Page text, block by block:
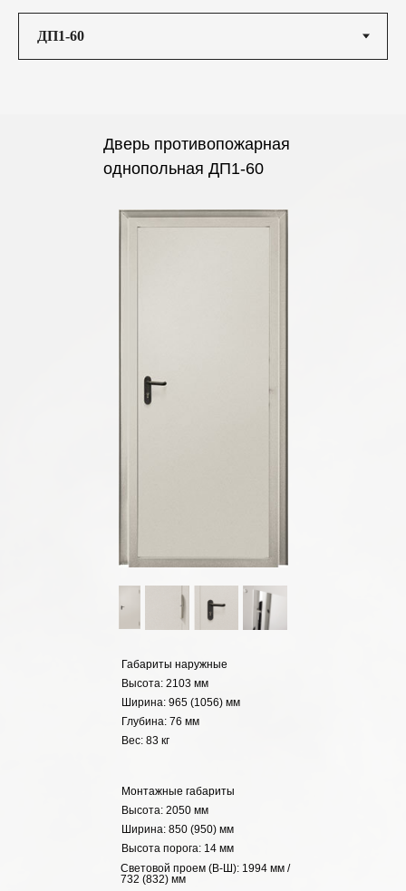
Дверь противопожарная
однопольная ДП1-60
Габариты наружные
Высота: 2103 мм
Ширина: 965 (1056) мм
Глубина: 76 мм
Вес: 83 кг
Монтажные габариты
Высота: 2050 мм
Ширина: 850 (950) мм
Высота порога: 14 мм
Световой проем (В-Ш): 1994 мм /
732 (832) мм